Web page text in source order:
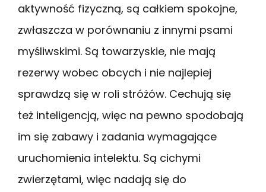
aktywność fizyczną, są całkiem spokojne,
zwłaszcza w porównaniu z innymi psami
myśliwskimi. Są towarzyskie, nie mają
rezerwy wobec obcych i nie najlepiej
sprawdzą się w roli stróżów. Cechują się
też inteligencją, więc na pewno spodobają
im się zabawy i zadania wymagające
uruchomienia intelektu. Są cichymi
zwierzętami, więc nadają się do